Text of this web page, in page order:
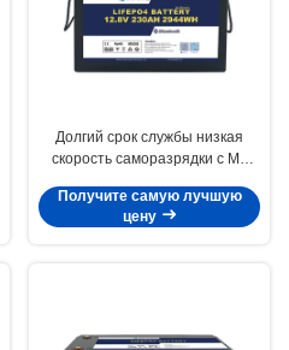
Долгий срок службы низкая
скорость саморазрядки с M8
батарея 12V230Ah для
долговременной работы
Получите самую лучшую
цену